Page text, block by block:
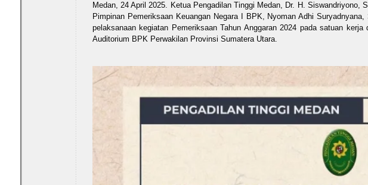
Medan, 24 April 2025. Ketua Pengadilan Tinggi Medan, Dr. H.
Pimpinan Pemeriksaan Keuangan Negara I BPK, Nyoman Adhi
pelaksanaan kegiatan Pemeriksaan Tahun Anggaran 2024 pada satuan
Auditorium BPK Perwakilan Provinsi Sumatera Utara.